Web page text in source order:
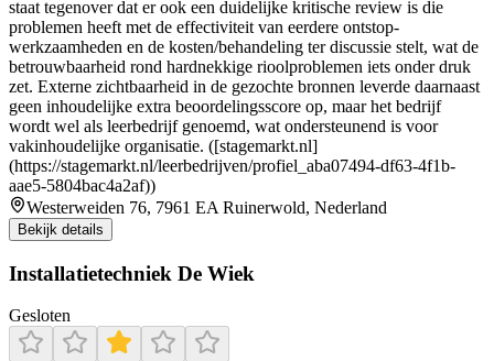
staat tegenover dat er ook een duidelijke kritische review is die
problemen heeft met de effectiviteit van eerdere ontstop-
werkzaamheden en de kosten/behandeling ter discussie stelt, wat de
betrouwbaarheid rond hardnekkige rioolproblemen iets onder druk
zet. Externe zichtbaarheid in de gezochte bronnen leverde daarnaast
geen inhoudelijke extra beoordelingsscore op, maar het bedrijf
wordt wel als leerbedrijf genoemd, wat ondersteunend is voor
vakinhoudelijke organisatie. ([stagemarkt.nl]
(https://stagemarkt.nl/leerbedrijven/profiel_aba07494-df63-4f1b-
aae5-5804bac4a2af))
Westerweiden 76, 7961 EA Ruinerwold, Nederland
Bekijk details
Installatietechniek De Wiek
Gesloten